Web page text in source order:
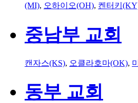
(MI), 오하이오(OH), 켄터키
중남부 교회
캔자스(KS), 오클라호마(OK),
동부 교회